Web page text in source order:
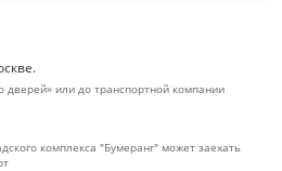
или до транспортной компании
комплекса "Бумеранг" может заехать